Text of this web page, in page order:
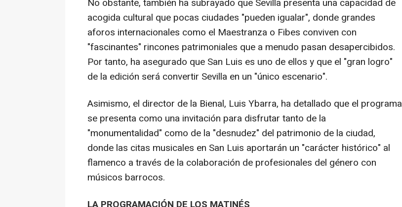
No obstante, también ha subrayado que Sevilla presenta una capacidad de
acogida cultural que pocas ciudades "pueden igualar", donde grandes
aforos internacionales como el Maestranza o Fibes conviven con
"fascinantes" rincones patrimoniales que a menudo pasan desapercibidos.
Por tanto, ha asegurado que San Luis es uno de ellos y que el "gran logro"
de la edición será convertir Sevilla en un "único escenario".
Asimismo, el director de la Bienal, Luis Ybarra, ha detallado que el programa
se presenta como una invitación para disfrutar tanto de la
"monumentalidad" como de la "desnudez" del patrimonio de la ciudad,
donde las citas musicales en San Luis aportarán un "carácter histórico" al
flamenco a través de la colaboración de profesionales del género con
músicos barrocos.